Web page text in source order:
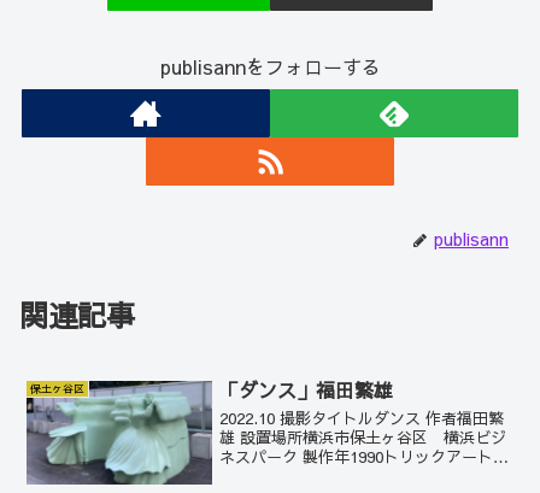
publisannをフォローする
publisann
関連記事
保土ヶ谷区 「ダンス」福田繁雄
2022.10 撮影タイトルダンス 作者福田繁
雄 設置場所横浜市保土ヶ谷区 横浜ビジ
ネスパーク 製作年1990トリックアートの